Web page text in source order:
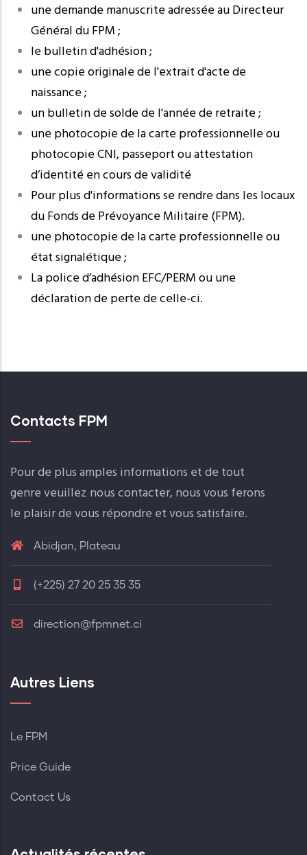
une demande manuscrite adressée au Directeur
Général du FPM ;
le bulletin d'adhésion ;
une copie originale de l'extrait d'acte de
naissance ;
un bulletin de solde de l'année de retraite ;
une photocopie de la carte professionnelle ou
photocopie CNI, passeport ou attestation
d’identité en cours de validité
Pour plus d'informations se rendre dans les locaux
du Fonds de Prévoyance Militaire (FPM).
une photocopie de la carte professionnelle ou
état signalétique ;
La police d’adhésion EFC/PERM ou une
déclaration de perte de celle-ci.
Contacts FPM
Pour de plus amples informations et de tout
genre veuillez nous contacter, nous vous ferons
le plaisir de vous répondre et vous satisfaire.
Abidjan, Plateau
(+225) 27 20 25 35 35
direction@fpmnet.ci
Autres Liens
Le FPM
Price Guide
Contact Us